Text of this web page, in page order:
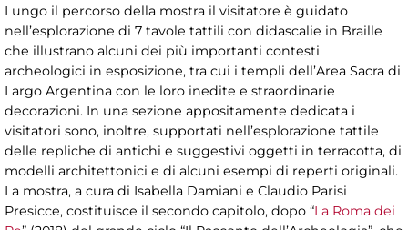
Lungo il percorso della mostra il visitatore è guidato
nell’esplorazione di 7 tavole tattili con didascalie in Braille
che illustrano alcuni dei più importanti contesti
archeologici in esposizione, tra cui i templi dell’Area Sacra di
Largo Argentina con le loro inedite e straordinarie
decorazioni. In una sezione appositamente dedicata i
visitatori sono, inoltre, supportati nell’esplorazione tattile
delle repliche di antichi e suggestivi oggetti in terracotta, di
modelli architettonici e di alcuni esempi di reperti originali.
La mostra, a cura di Isabella Damiani e Claudio Parisi
Presicce, costituisce il secondo capitolo, dopo “La Roma dei